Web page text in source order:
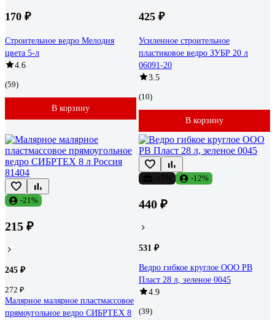
170 ₽
Строительное ведро Мелодия
цвета 5-л
4.6
(59)
В корзину
425 ₽
Усиленное строительное
пластиковое ведро ЗУБР 20 л
06091-20
3.5
(10)
В корзину
-21%
215 ₽
245 ₽
272 ₽
Малярное малярное пластмассовое
прямоугольное ведро СИБРТЕХ 8
-12%
440 ₽
531 ₽
Ведро гибкое круглое ООО РВ
Пласт 28 л, зеленое 0045
4.9
(39)